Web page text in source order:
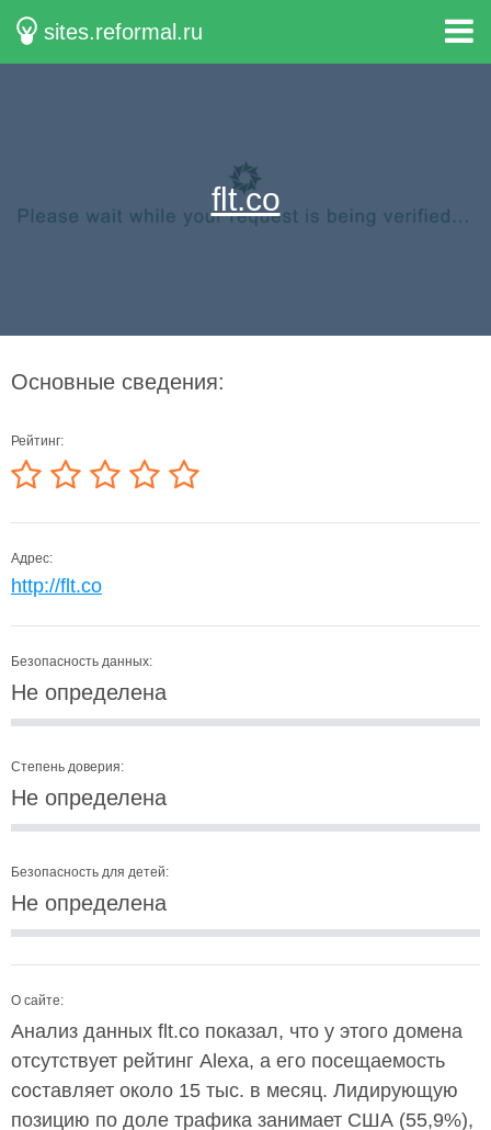
sites.reformal.ru
flt.co
Основные сведения:
Рейтинг:
Адрес:
http://flt.co
Безопасность данных:
Не определена
Степень доверия:
Не определена
Безопасность для детей:
Не определена
О сайте:
Анализ данных flt.co показал, что у этого домена
отсутствует рейтинг Alexa, а его посещаемость
составляет около 15 тыс. в месяц. Лидирующую
позицию по доле трафика занимает США (55,9%),